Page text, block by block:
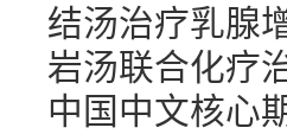
结汤治疗乳腺
岩汤联合化疗
中国中文核心